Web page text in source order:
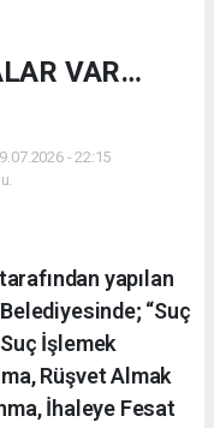
VAR…
- 22:15
yapılan
“Suç
İşlemek
Rüşvet Almak
İhaleye Fesat